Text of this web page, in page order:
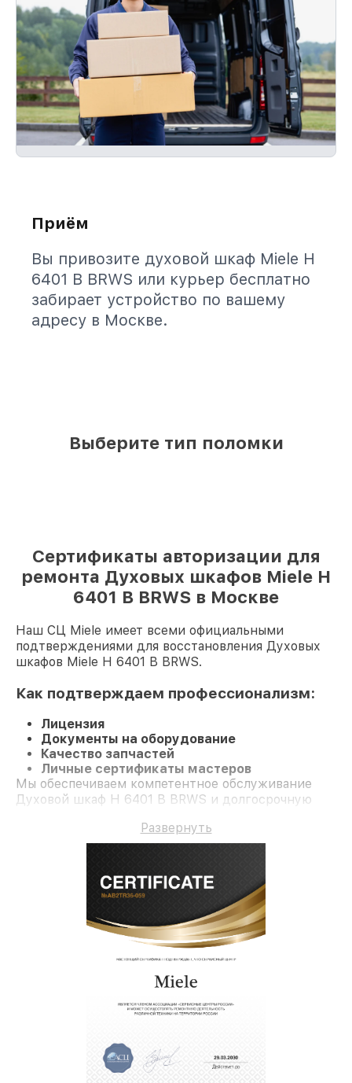
Приём
Вы привозите духовой шкаф Miele H
6401 B BRWS или курьер бесплатно
забирает устройство по вашему
адресу в Москве.
Выберите тип поломки
Сертификаты авторизации для
ремонта Духовых шкафов Miele H
6401 B BRWS в Москве
Наш СЦ Miele имеет всеми официальными
подтверждениями для восстановления Духовых
шкафов Miele H 6401 B BRWS.
Как подтверждаем профессионализм:
Лицензия
Документы на оборудование
Качество запчастей
Личные сертификаты мастеров
Мы обеспечиваем компетентное обслуживание
Духовой шкаф H 6401 B BRWS и долгосрочную
Развернуть